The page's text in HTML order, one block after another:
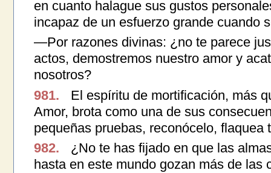
en cuanto halague sus gustos
incapaz de un esfuerzo grande cuando
—Por razones divinas: ¿no te parece
actos, demostremos nuestro amor y
nosotros?
981.
El espíritu de mortificación, más
Amor, brota como una de sus
pequeñas pruebas, reconócelo, flaquea
982.
¿No te has fijado en que las
hasta en este mundo gozan más de las